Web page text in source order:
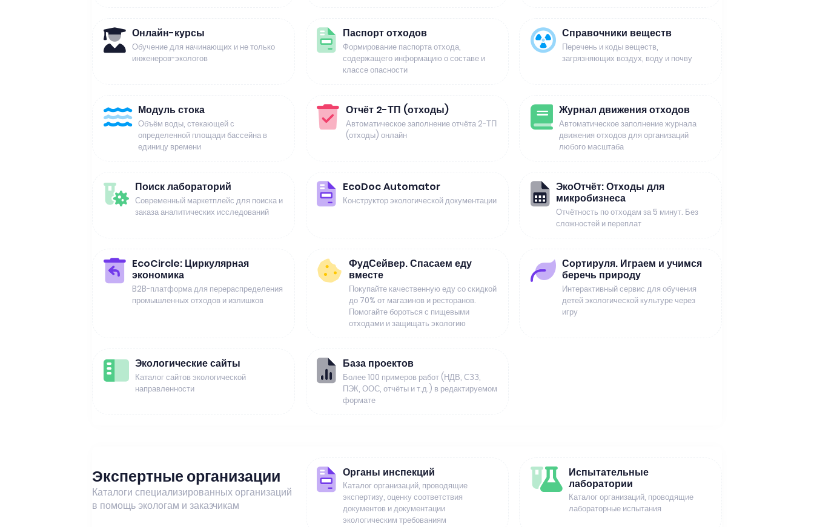
Онлайн-курсы
Обучение для начинающих и не только
инженеров-экологов
Паспорт отходов
Формирование паспорта отхода,
содержащего информацию о составе и
классе опасности
Справочники веществ
Перечень и коды веществ,
загрязняющих воздух, воду и почву
Модуль стока
Объём воды, стекающей с
определенной площади бассейна в
единицу времени
Отчёт 2-ТП (отходы)
Автоматическое заполнение отчёта 2-ТП
(отходы) онлайн
Журнал движения отходов
Автоматическое заполнение журнала
движения отходов для организаций
любого масштаба
Поиск лабораторий
Современный маркетплейс для поиска и
заказа аналитических исследований
EcoDoc Automator
Конструктор экологической документации
ЭкоОтчёт: Отходы для
микробизнеса
Отчётность по отходам за 5 минут. Без
сложностей и переплат
EcoCircle: Циркулярная
экономика
B2B-платформа для перераспределения
промышленных отходов и излишков
ФудСейвер. Спасаем еду
вместе
Покупайте качественную еду со скидкой
до 70% от магазинов и ресторанов.
Помогайте бороться с пищевыми
отходами и защищать экологию
Сортируля. Играем и учимся
беречь природу
Интерактивный сервис для обучения
детей экологической культуре через
игру
Экологические сайты
Каталог сайтов экологической
направленности
База проектов
Более 100 примеров работ (НДВ, СЗЗ,
ПЭК, ООС, отчёты и т.д.) в редактируемом
формате
Экспертные организации
Каталоги специализированных организаций
в помощь экологам и заказчикам
Органы инспекций
Каталог организаций, проводящие
экспертизу, оценку соответствия
документов и документации
экологическим требованиям
Испытательные
лаборатории
Каталог организаций, проводящие
лабораторные испытания